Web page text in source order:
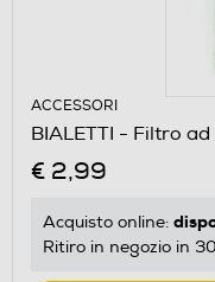
ACCESSORI
BIALETTI - Filtro
€ 2,99
Acquisto online:
Ritiro in negozio in